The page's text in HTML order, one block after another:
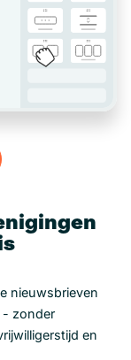
nieuwsbrieven
- zonder
en